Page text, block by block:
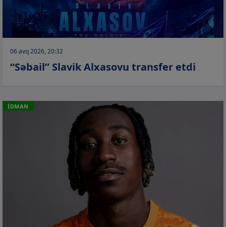
06 avq 2026, 20:32
“Səbail” Slavik Alxasovu transfer etdi
İDMAN